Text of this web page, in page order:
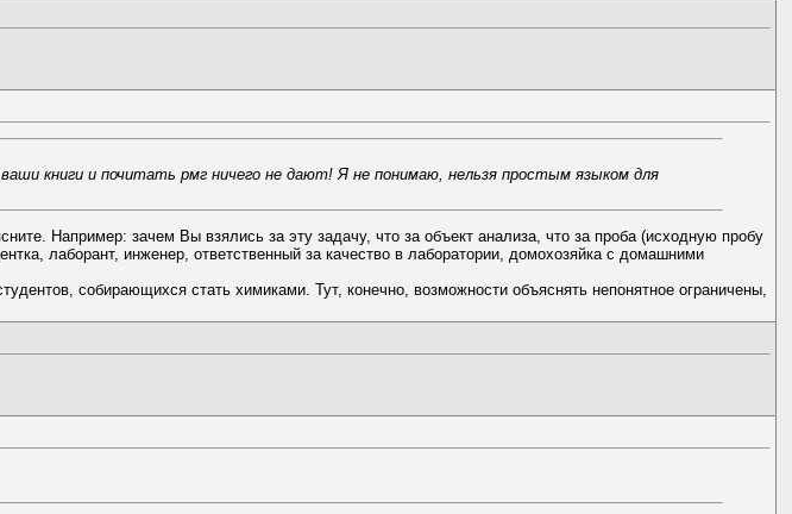
книги и почитать рмг ничего не дают! Я не понимаю, нельзя простым языком для
Например: зачем Вы взялись за эту задачу, что за объект анализа, что за проба (исходную пробу
лаборант, инженер, ответственный за качество в лаборатории, домохозяйка с домашними
собирающихся стать химиками. Тут, конечно, возможности объяснять непонятное ограничены,